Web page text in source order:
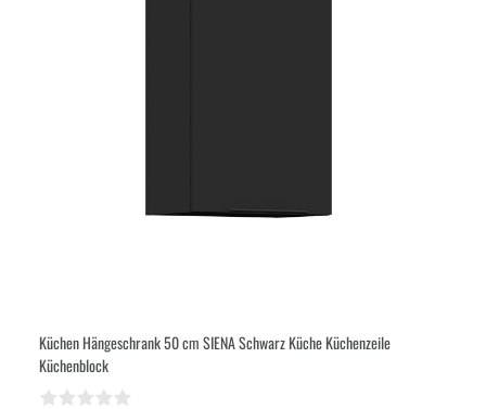
Küchen Hängeschrank 50 cm SIENA Schwarz Küche Küchenzeile
Küchenblock